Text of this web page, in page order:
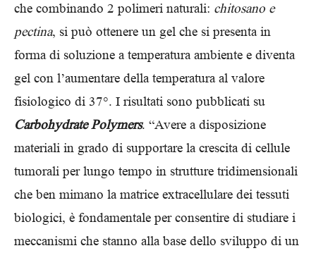
che combinando 2 polimeri naturali: chitosano e
pectina, si può ottenere un gel che si presenta in
forma di soluzione a temperatura ambiente e diventa
gel con l’aumentare della temperatura al valore
fisiologico di 37°. I risultati sono pubblicati su
Carbohydrate Polymers. “Avere a disposizione
materiali in grado di supportare la crescita di cellule
tumorali per lungo tempo in strutture tridimensionali
che ben mimano la matrice extracellulare dei tessuti
biologici, è fondamentale per consentire di studiare i
meccanismi che stanno alla base dello sviluppo di un